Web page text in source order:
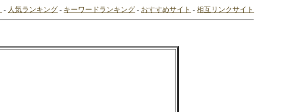
- 人気ランキング - キーワードランキング - おすすめサイト -相互リンクサイト